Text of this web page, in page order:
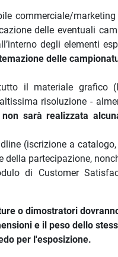
commerciale/
delle eventuali
degli elementi
delle
il materiale grafico
risoluzione -
sarà realizzata
(iscrizione a
partecipazione,
di Customer
o dimostratori
e il peso dello
per l'esposizione.